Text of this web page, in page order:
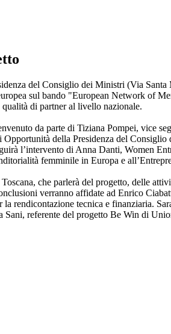
del Consiglio dei Ministri (Via
sul bando "European Network of
di partner al livello nazionale.
da parte di Tiziana Pompei, vice
della Presidenza del
l’intervento di Anna Danti, Women
femminile in Europa e
che parlerà del progetto, delle
verranno affidate ad Enrico
la rendicontazione tecnica e finanziaria.
referente del progetto Be Win di